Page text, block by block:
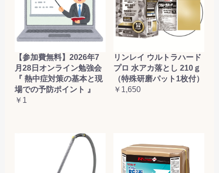
お買い物を続ける カートへ進む
【参加費無料】2026年7
月28日オンライン勉強会
『 熱中症対策の基本と現
場での予防ポイント 』
￥1
リンレイ ウルトラハード
プロ 水アカ落とし 210ｇ
（特殊研磨パット1枚付）
￥1,650